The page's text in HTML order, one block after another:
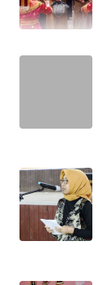
WN
NIAS
WN
LANGKAT
WN